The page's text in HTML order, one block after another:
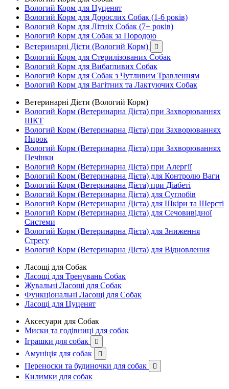
Вологий Корм для Цуценят
Вологий Корм для Дорослих Собак (1-6 років)
Вологий Корм для Літніх Собак (7+ років)
Вологий Корм для Собак за Породою
Ветеринарні Дієти (Вологий Корм)

Вологий Корм для Стерилізованих Собак
Вологий Корм для Вибагливих Собак
Вологий Корм для Собак з Чутливим Травленням
Вологий Корм для Вагітних та Лактуючих Собак
Ветеринарні Дієти (Вологий Корм)
Вологий Корм (Ветеринарна Дієта) при Захворюваннях
ШКТ
Вологий Корм (Ветеринарна Дієта) при Захворюваннях
Нирок
Вологий Корм (Ветеринарна Дієта) при Захворюваннях
Печінки
Вологий Корм (Ветеринарна Дієта) при Алергії
Вологий Корм (Ветеринарна Дієта) для Контролю Ваги
Вологий Корм (Ветеринарна Дієта) при Діабеті
Вологий Корм (Ветеринарна Дієта) для Суглобів
Вологий Корм (Ветеринарна Дієта) для Шкіри та Шерсті
Вологий Корм (Ветеринарна Дієта) для Сечовивідної
Системи
Вологий Корм (Ветеринарна Дієта) для Зниження
Стресу
Вологий Корм (Ветеринарна Дієта) для Відновлення
Ласощі для Собак
Ласощі для Тренувань Собак
Жувальні Ласощі для Собак
Функціональні Ласощі для Собак
Ласощі для Цуценят
Аксесуари для Собак
Миски та годівниці для собак
Іграшки для собак

Амуніція для собак 
Переноски та будиночки для собак 
Килимки для собак